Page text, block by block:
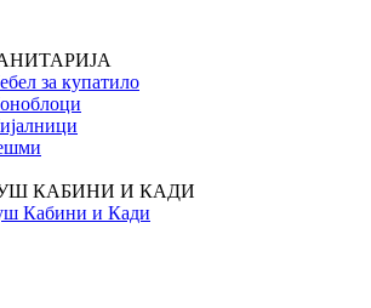
за купатило
КАБИНИ И КАДИ
Кабини и Кади